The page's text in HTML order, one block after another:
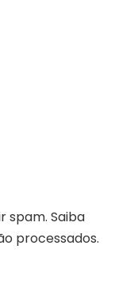
spam. Saiba
processados.